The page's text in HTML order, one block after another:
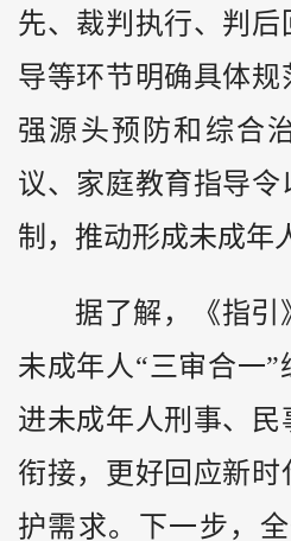
先、裁判执行、判
导等环节明确具体规
强源头预防和综合
议、家庭教育指导
制，推动形成未成年
据了解，《指引
未成年人“三审合一
进未成年人刑事、民
衔接，更好回应新
护需求。下一步，